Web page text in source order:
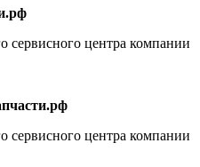
сервисного центра компании
сервисного центра компании